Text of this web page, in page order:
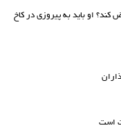
کند؟ او باید به پیروزی در کاخ
است